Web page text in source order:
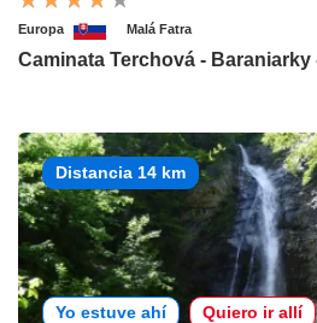
Europa Malá Fatra
Caminata Terchová - Baraniarky
Distancia 14 km
Yo estuve ahí Quiero ir allí